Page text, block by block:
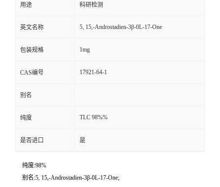
用途 科研检测
英文名称 5, 15,-Androstadien-3β-0L-17-One
包装规格 1mg
CAS编号 17921-64-1
别名
纯度 TLC 98%%
是否进口 是
纯度:98%
别名:5, 15,-Androstadien-3β-0L-17-One;